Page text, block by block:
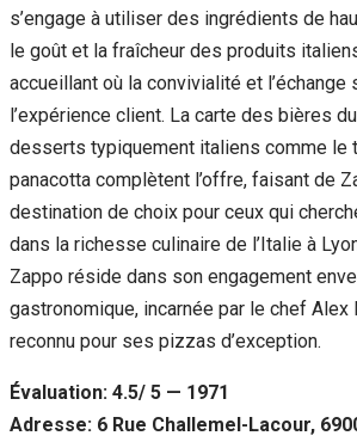
s’engage à utiliser des ingrédients de
le goût et la fraîcheur des produits
accueillant où la convivialité et
l’expérience client. La carte des bières
desserts typiquement italiens comme le
panacotta complètent l’offre, faisant de
destination de choix pour ceux qui
dans la richesse culinaire de l’Italie à
Zappo réside dans son engagement
gastronomique, incarnée par le chef
reconnu pour ses pizzas d’exception.
Évaluation: 4.5/ 5 — 1971
Adresse: 6 Rue Challemel-Lacour,